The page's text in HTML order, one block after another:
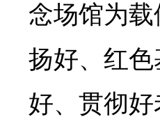
念场馆为
扬好、红
好、贯彻